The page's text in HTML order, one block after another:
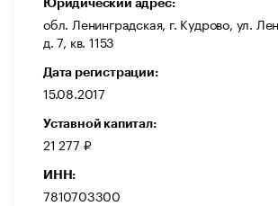
Юридический адрес:
обл. Ленинградская, г. Кудрово, ул.
д. 7, кв. 1153
Дата регистрации:
15.08.2017
Уставной капитал:
21 277 ₽
ИНН:
7810703300